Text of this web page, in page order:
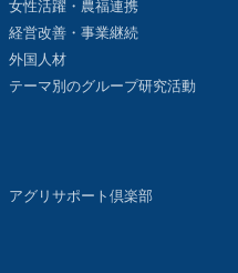
女性活躍・農福連携
経営改善・事業継続
外国人材
テーマ別のグループ研究活動
アグリサポート倶楽部